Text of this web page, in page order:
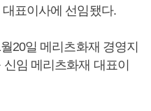
표이사에 선임됐다.
20일 메리츠화재 경영지
임 메리츠화재 대표이